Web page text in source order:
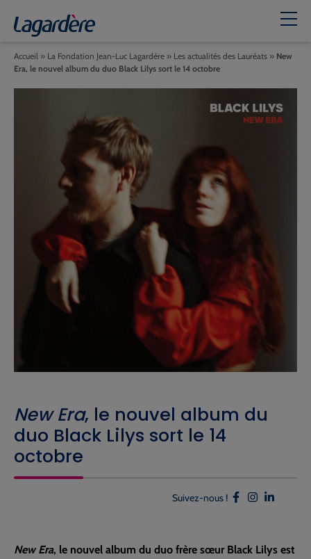
New Era, le nouvel album du
duo Black Lilys sort le 14
octobre
Accueil » La Fondation Jean-Luc Lagardère » Les actualités des Lauréats » New
Era, le nouvel album du duo Black Lilys sort le 14 octobre
Suivez-nous !
New Era, le nouvel album du duo frère sœur Black Lilys est